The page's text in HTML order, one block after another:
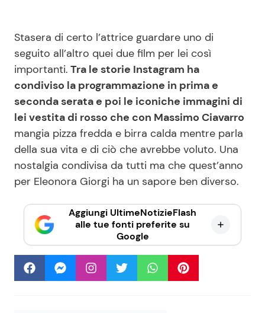
Stasera di certo l’attrice guardare uno di
seguito all’altro quei due film per lei così
importanti. Tra le storie Instagram ha
condiviso la programmazione in prima e
seconda serata e poi le iconiche immagini di
lei vestita di rosso che con Massimo Ciavarro
mangia pizza fredda e birra calda mentre parla
della sua vita e di ciò che avrebbe voluto. Una
nostalgia condivisa da tutti ma che quest’anno
per Eleonora Giorgi ha un sapore ben diverso.
Aggiungi UltimeNotizieFlash
alle tue fonti preferite su
Google